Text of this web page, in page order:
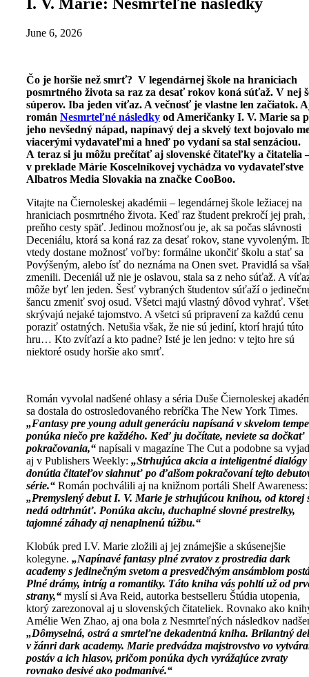
June 6, 2026
Čo je horšie než smrť? V legendárnej škole na hraniciach
posmrtného života sa raz za desať rokov koná súťaž. V nej
súperov. Iba jeden víťaz. A večnosť je vlastne len začiatok.
román Nesmrteľné následky od Američanky I. V. Marie sa
jeho nevšedný nápad, napínavý dej a skvelý text bojovalo
viacerými vydavateľmi a hneď po vydaní sa stal senzáciou.
A teraz si ju môžu prečítať aj slovenské čitateľky a čitatelia
v preklade Márie Koscelníkovej vychádza vo vydavateľstve
Albatros Media Slovakia na značke CooBoo.
Vitajte na Čiernoleskej akadémii – legendárnej škole ležiacej na
hraniciach posmrtného života. Keď raz študent prekročí jej prah,
preňho cesty späť. Jedinou možnosťou je, ak sa počas slávnosti
Deceniálu, ktorá sa koná raz za desať rokov, stane vyvoleným.
vtedy dostane možnosť voľby: formálne ukončiť školu a stať sa
Povýšeným, alebo ísť do neznáma na Onen svet. Pravidlá sa
zmenili. Deceniál už nie je oslavou, stala sa z neho súťaž. A
môže byť len jeden. Šesť vybraných študentov súťaží o
šancu zmeniť svoj osud. Všetci majú vlastný dôvod vyhrať.
skrývajú nejaké tajomstvo. A všetci sú pripravení za každú cenu
poraziť ostatných. Netušia však, že nie sú jediní, ktorí hrajú túto
hru… Kto zvíťazí a kto padne? Isté je len jedno: v tejto hre sú
niektoré osudy horšie ako smrť.
Román vyvolal nadšené ohlasy a séria Duše Čiernoleskej
sa dostala do ostrosledovaného rebríčka The New York Times.
„Fantasy pre young adult generáciu napísaná v skvelom tempe
ponúka niečo pre každého. Keď ju dočítate, neviete sa dočkať
pokračovania,“ napísali v magazíne The Cut a podobne sa
aj v Publishers Weekly: „Strhujúca akcia a inteligentné dialógy
donútia čitateľov siahnuť po ďalšom pokračovaní tejto
série.“ Román pochválili aj na knižnom portáli Shelf Awareness:
„Premyslený debut I. V. Marie je strhujúcou knihou, od ktorej
nedá odtrhnúť. Ponúka akciu, duchaplné slovné prestrelky,
tajomné záhady aj nenaplnenú túžbu.“
Klobúk pred I.V. Marie zložili aj jej známejšie a skúsenejšie
kolegyne. „Napínavé fantasy plné zvratov z prostredia dark
academy s jedinečným svetom a presvedčivým ansámblom
Plné drámy, intríg a romantiky. Táto kniha vás pohltí už od
strany,“ myslí si Ava Reid, autorka bestselleru Štúdia utopenia,
ktorý zarezonoval aj u slovenských čitateliek. Rovnako ako
Amélie Wen Zhao, aj ona bola z Nesmrteľných následkov
„Dômyselná, ostrá a smrteľne dekadentná kniha. Brilantný
v žánri dark academy. Marie predvádza majstrovstvo vo
postáv a ich hlasov, pričom ponúka dych vyrážajúce zvraty
rovnako desivé ako podmanivé.“